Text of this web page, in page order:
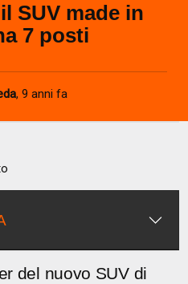
SUV made in
7 posti
, 9 anni fa
del nuovo SUV di